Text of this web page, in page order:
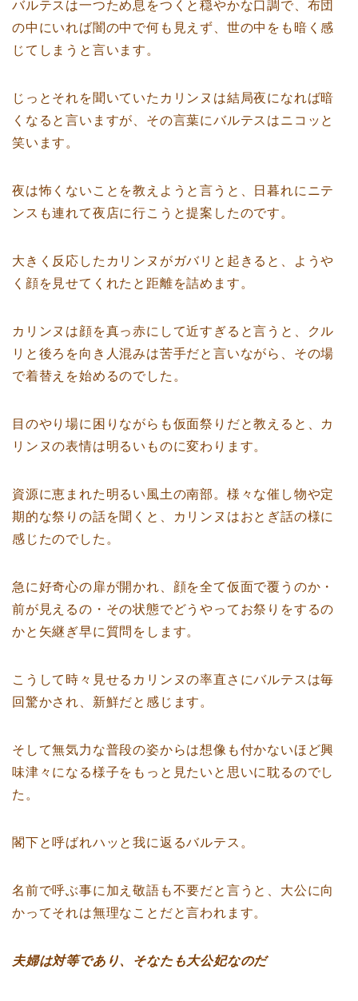
バルテスは一つため息をつくと穏やかな口調で、布団
の中にいれば闇の中で何も見えず、世の中をも暗く感
じてしまうと言います。
じっとそれを聞いていたカリンヌは結局夜になれば暗
くなると言いますが、その言葉にバルテスはニコッと
笑います。
夜は怖くないことを教えようと言うと、日暮れにニテ
ンスも連れて夜店に行こうと提案したのです。
大きく反応したカリンヌがガバリと起きると、ようや
く顔を見せてくれたと距離を詰めます。
カリンヌは顔を真っ赤にして近すぎると言うと、クル
リと後ろを向き人混みは苦手だと言いながら、その場
で着替えを始めるのでした。
目のやり場に困りながらも仮面祭りだと教えると、カ
リンヌの表情は明るいものに変わります。
資源に恵まれた明るい風土の南部。様々な催し物や定
期的な祭りの話を聞くと、カリンヌはおとぎ話の様に
感じたのでした。
急に好奇心の扉が開かれ、顔を全て仮面で覆うのか・
前が見えるの・その状態でどうやってお祭りをするの
かと矢継ぎ早に質問をします。
こうして時々見せるカリンヌの率直さにバルテスは毎
回驚かされ、新鮮だと感じます。
そして無気力な普段の姿からは想像も付かないほど興
味津々になる様子をもっと見たいと思いに耽るのでし
た。
閣下と呼ばれハッと我に返るバルテス。
名前で呼ぶ事に加え敬語も不要だと言うと、大公に向
かってそれは無理なことだと言われます。
夫婦は対等であり、そなたも大公妃なのだ